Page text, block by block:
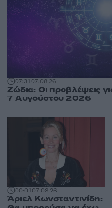
07:3107.08.26
Ζώδια: Οι προβλέψεις
7 Αυγούστου 2026
00:0107.08.26
Άριελ Κωνσταντινίδη: